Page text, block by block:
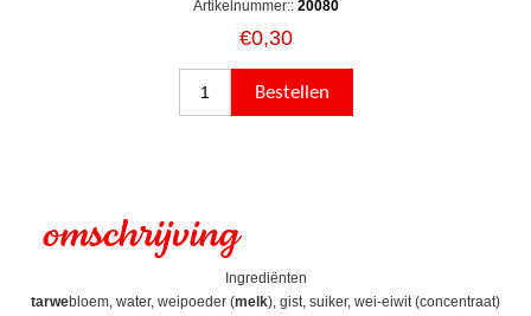
Artikelnummer:: 20080
€0,30
omschrijving
Ingrediënten
tarwebloem, water, weipoeder (melk), gist, suiker, wei-eiwit (concentraat)